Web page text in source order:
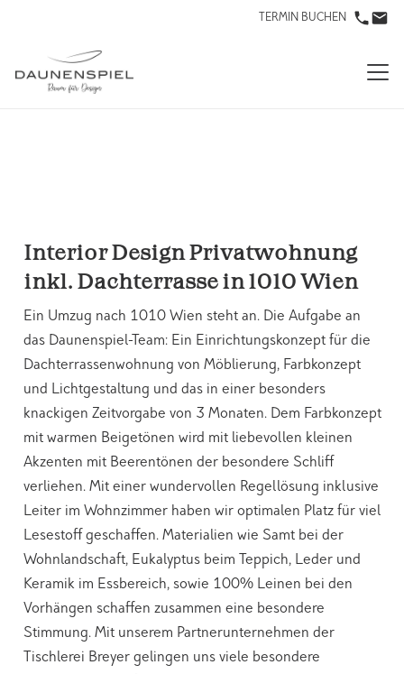
TERMIN BUCHEN
Interior Design Privatwohnung
inkl. Dachterrasse in 1010 Wien
Ein Umzug nach 1010 Wien steht an. Die Aufgabe an
das Daunenspiel-Team: Ein Einrichtungskonzept für die
Dachterrassenwohnung von Möblierung, Farbkonzept
und Lichtgestaltung und das in einer besonders
knackigen Zeitvorgabe von 3 Monaten. Dem Farbkonzept
mit warmen Beigetönen wird mit liebevollen kleinen
Akzenten mit Beerentönen der besondere Schliff
verliehen. Mit einer wundervollen Regellösung inklusive
Leiter im Wohnzimmer haben wir optimalen Platz für viel
Lesestoff geschaffen. Materialien wie Samt bei der
Wohnlandschaft, Eukalyptus beim Teppich, Leder und
Keramik im Essbereich, sowie 100% Leinen bei den
Vorhängen schaffen zusammen eine besondere
Stimmung. Mit unserem Partnerunternehmen der
Tischlerei Breyer gelingen uns viele besondere